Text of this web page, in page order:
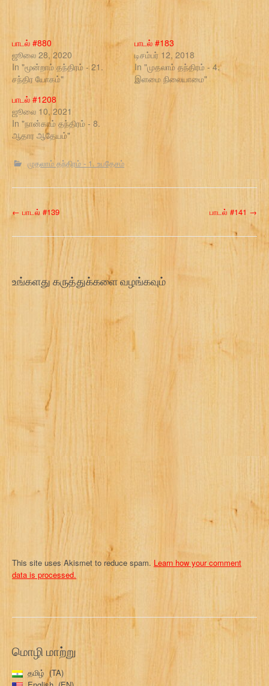
பாடல் #880
ஜூலை 28, 2020
In "மூன்றாம் தந்திரம் - 21.
சந்திர யோகம்"
பாடல் #183
டிசம்பர் 12, 2018
In "முதலாம் தந்திரம் - 4.
இளமை நிலையாமை"
பாடல் #1208
ஜூலை 10, 2021
In "நான்காம் தந்திரம் - 8.
ஆதார ஆதேயம்"
முதலாம் தந்திரம் - 1. உபதேசம்
P
o
t
i
n
← பாடல் #139 பாடல் #141 →
உங்களது கருத்துக்களை வழங்கவும்
This site uses Akismet to reduce spam. Learn how your comment
data is processed.
மொழி மாற்று
தமிழ்
TA